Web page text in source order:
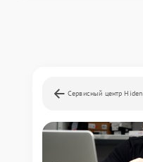
Сервисный центр Hiden